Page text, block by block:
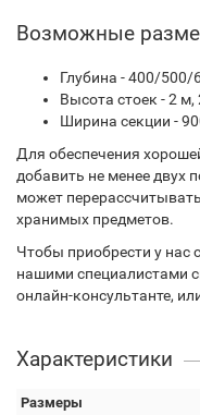
Возможные
Глубина - 400/
Высота стоек - 2
Ширина секции -
Для обеспечения
добавить не менее двух
может
хранимых предметов.
Чтобы приобрести у нас
нашими специалистами
онлайн-консультанте,
Характеристики
Размеры